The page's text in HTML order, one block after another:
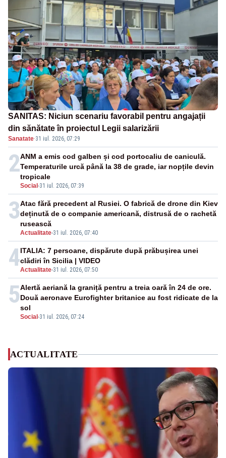
SANITAS: Niciun scenariu favorabil pentru angajații
din sănătate în proiectul Legii salarizării
Sanatate·31 iul. 2026, 07:29
2
Social -31 iul. 2026, 07:39
ANM a emis cod galben și cod portocaliu de caniculă.
Temperaturile urcă până la 38 de grade, iar nopțile devin
tropicale
3
Actualitate-31 iul. 2026, 07:40
Atac fără precedent al Rusiei. O fabrică de drone din Kiev
deținută de o companie americană, distrusă de o rachetă
rusească
4Actualitate-31 iul. 2026, 07:50
ITALIA: 7 persoane, dispărute după prăbușirea unei
clădiri în Sicilia | VIDEO
5
Social -31 iul. 2026, 07:24
Alertă aeriană la graniță pentru a treia oară în 24 de ore.
Două aeronave Eurofighter britanice au fost ridicate de la
sol
ACTUALITATE